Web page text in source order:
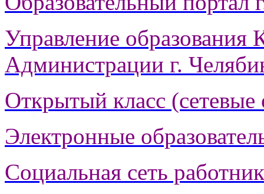
Управление образования
Администрации г.
Открытый класс (сетевые
Электронные
Социальная сеть